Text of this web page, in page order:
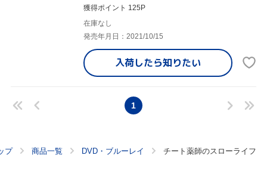
獲得ポイント 125P
在庫なし
発売年月日：2021/10/15
入荷したら知りたい
1
プ 商品一覧 DVD・ブルーレイ チート薬師のスローライフ